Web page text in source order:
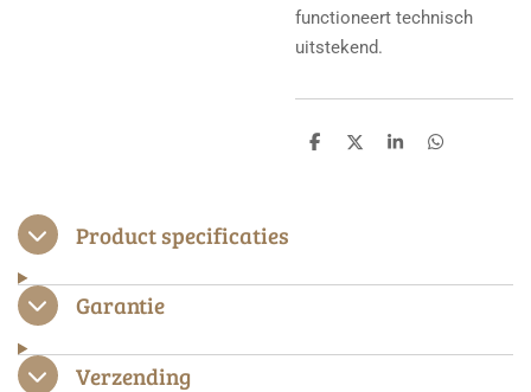
functioneert technisch
uitstekend.
D
D
S
D
Product specificaties
Garantie
Verzending